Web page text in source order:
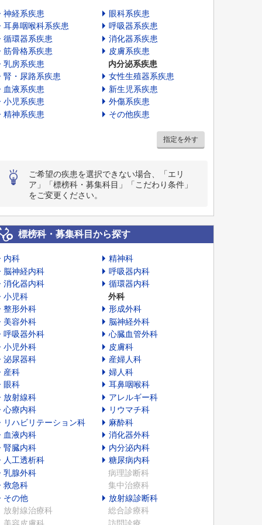
神経系疾患
眼科系疾患
耳鼻咽喉科系疾患
呼吸器系疾患
循環器系疾患
消化器系疾患
筋骨格系疾患
皮膚系疾患
乳房系疾患
内分泌系疾患
腎・尿路系疾患
女性生殖器系疾患
血液系疾患
新生児系疾患
小児系疾患
外傷系疾患
精神系疾患
その他疾患
指定を外す
ご希望の疾患を選択できない場合、「エリ
ア」「標榜科・募集科目」「こだわり条件」
をご変更ください。
標榜科・募集科目から探す
内科
精神科
脳神経内科
呼吸器内科
消化器内科
循環器内科
小児科
外科
整形外科
形成外科
美容外科
脳神経外科
呼吸器外科
心臓血管外科
小児外科
皮膚科
泌尿器科
産婦人科
産科
婦人科
眼科
耳鼻咽喉科
放射線科
アレルギー科
心療内科
リウマチ科
リハビリテーション科
麻酔科
血液内科
消化器外科
腎臓内科
内分泌内科
人工透析科
糖尿病内科
乳腺外科
病理診断科
救急科
集中治療科
その他
放射線診断科
放射線治療科
総合診療科
美容皮膚科
訪問診療